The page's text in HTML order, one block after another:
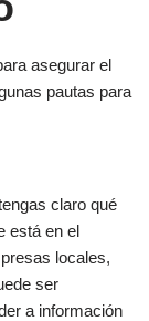
asegurar el
pautas para
claro qué
está en el
locales,
ser
a información